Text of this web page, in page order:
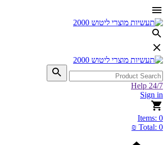
Help 24/7
Sign in
Items: 0
Total: 0 ₪